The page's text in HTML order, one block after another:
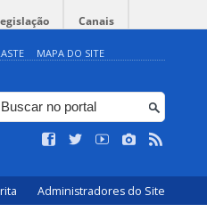
Canais
MAPA DO SITE
Administradores do Site